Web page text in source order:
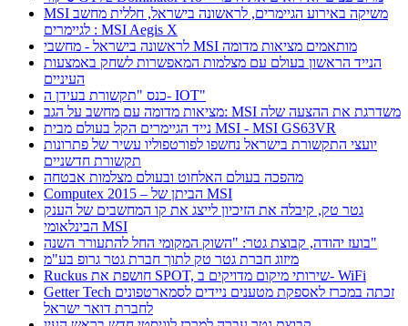
MSI משיקה באירוע הגיימרים, לראשונה בישראל, חללית מחשב
לגיימרים : MSI Aegis X
לראשונה בישראל - מחשבי MSI מותאמים מציאות מדומה
הנייד הראשון בעולם עם מצלמות המאפשרות לשחק באמצעות
העיניים
כנס "תקשורת בעידן ה- IOT"
מציאות מדומה עם מחשב על הגב: MSI משדרגת את ההצעה שלה
נייד הגיימרים הקל בעולם מבית MSI - MSI GS63VR
יועצי התקשורת בישראל נחשפו לפורטפוליו עשיר של פתרונות
תקשורת חדשניים
מהפכה בעולם האלחוט ובעולם מצלמות אבטחה
Computex 2015 – הביתן של MSI
גטר טק, קיבלה את הזיכיון לייצג את קו המחשבים של הענק
הבינלאומי MSI
בועז יהודה, קבוצת גטר: "השוק המקומי החל להתעורר השנה"
מיזוג חברת גטר טק לתוך חברת גטר גרופ בע"מ
Ruckus חושפת את SPOT, שירותי מיקום מדויקים ב- WiFi
Getter Tech זכתה במכרז לאספקת מטענים ניידים לסמארטפונים
לחברת דואר ישראל